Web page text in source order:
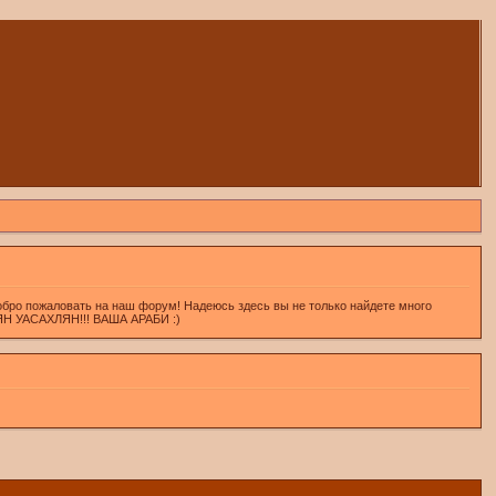
пожаловать на наш форум! Надеюсь здесь вы не только найдете много
УАСАХЛЯН!!! ВАША АРАБИ :)